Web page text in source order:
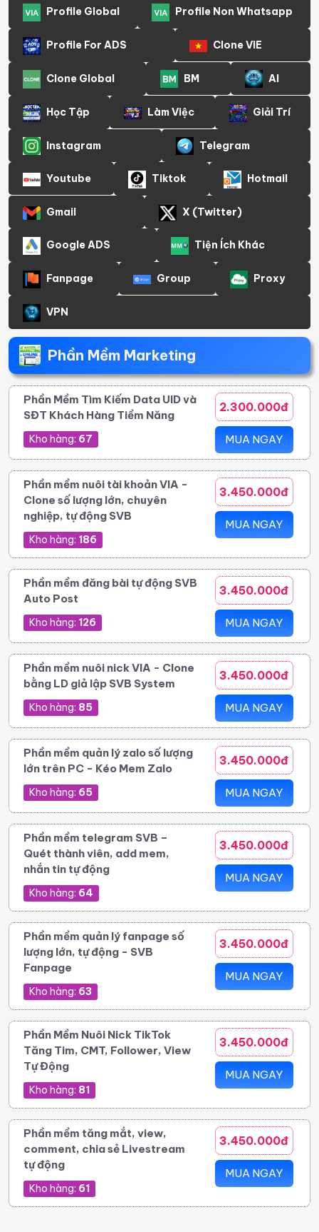
Profile Global Profile Non Whatsapp
Profile For ADS Clone VIE
Clone Global BM AI
Học Tập Làm Việc Giải Trí
Instagram Telegram
Youtube Tiktok Hotmail
Gmail X (Twitter)
Google ADS Tiện Ích Khác
Fanpage Group Proxy
VPN
Phần Mềm Marketing
Phần Mềm Tìm Kiếm Data UID và
SĐT Khách Hàng Tiềm Năng
Kho hàng: 67
2.300.000đ
MUA NGAY
Phần mềm nuôi tài khoản VIA -
Clone số lượng lớn, chuyên
nghiệp, tự động SVB
Kho hàng: 186
3.450.000đ
MUA NGAY
Phần mềm đăng bài tự động SVB
Auto Post
Kho hàng: 126
3.450.000đ
MUA NGAY
Phần mềm nuôi nick VIA - Clone
bằng LD giả lập SVB System
Kho hàng: 85
3.450.000đ
MUA NGAY
Phần mềm quản lý zalo số lượng
lớn trên PC - Kéo Mem Zalo
Kho hàng: 65
3.450.000đ
MUA NGAY
Phần mềm telegram SVB –
Quét thành viên, add mem,
nhắn tin tự động
Kho hàng: 64
3.450.000đ
MUA NGAY
Phần mềm quản lý fanpage số
lượng lớn, tự động - SVB
Fanpage
Kho hàng: 63
3.450.000đ
MUA NGAY
Phần Mềm Nuôi Nick TikTok
Tăng Tim, CMT, Follower, View
Tự Động
Kho hàng: 81
3.450.000đ
MUA NGAY
Phần mềm tăng mắt, view,
comment, chia sẻ Livestream
tự động
Kho hàng: 61
3.450.000đ
MUA NGAY